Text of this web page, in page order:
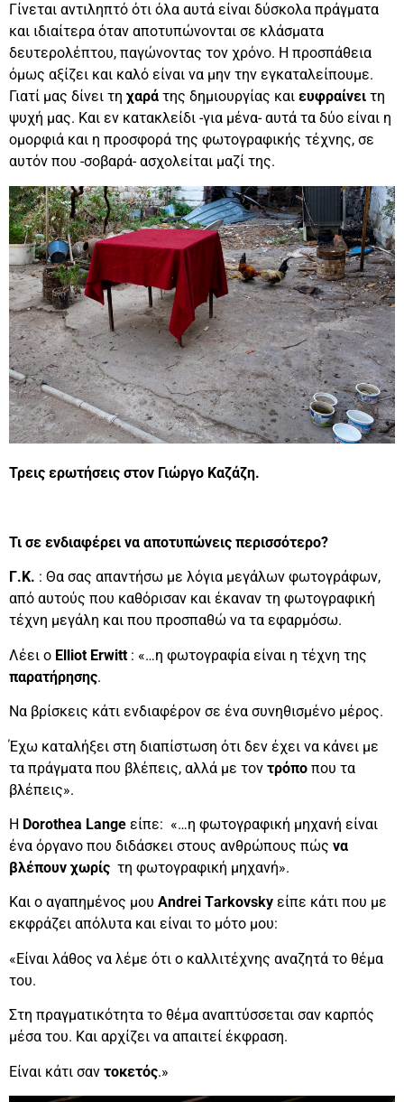
Γίνεται αντιληπτό ότι όλα αυτά είναι δύσκολα πράγματα
και ιδιαίτερα όταν αποτυπώνονται σε κλάσματα
δευτερολέπτου, παγώνοντας τον χρόνο. Η προσπάθεια
όμως αξίζει και καλό είναι να μην την εγκαταλείπουμε.
Γιατί μας δίνει τη χαρά της δημιουργίας και ευφραίνει τη
ψυχή μας. Και εν κατακλείδι -για μένα- αυτά τα δύο είναι η
ομορφιά και η προσφορά της φωτογραφικής τέχνης, σε
αυτόν που -σοβαρά- ασχολείται μαζί της.
Τρεις ερωτήσεις στον Γιώργο Καζάζη.
Τι σε ενδιαφέρει να αποτυπώνεις περισσότερο?
Γ.Κ. : Θα σας απαντήσω με λόγια μεγάλων φωτογράφων,
από αυτούς που καθόρισαν και έκαναν τη φωτογραφική
τέχνη μεγάλη και που προσπαθώ να τα εφαρμόσω.
Λέει ο Elliot Erwitt : «…η φωτογραφία είναι η τέχνη της
παρατήρησης.
Να βρίσκεις κάτι ενδιαφέρον σε ένα συνηθισμένο μέρος.
Έχω καταλήξει στη διαπίστωση ότι δεν έχει να κάνει με
τα πράγματα που βλέπεις, αλλά με τον τρόπο που τα
βλέπεις».
Η Dorothea Lange είπε: «…η φωτογραφική μηχανή είναι
ένα όργανο που διδάσκει στους ανθρώπους πώς να
βλέπουν χωρίς τη φωτογραφική μηχανή».
Και ο αγαπημένος μου Andrei Τarkovsky είπε κάτι που με
εκφράζει απόλυτα και είναι το μότο μου:
«Είναι λάθος να λέμε ότι ο καλλιτέχνης αναζητά το θέμα
του.
Στη πραγματικότητα το θέμα αναπτύσσεται σαν καρπός
μέσα του. Και αρχίζει να απαιτεί έκφραση.
Είναι κάτι σαν τοκετός.»